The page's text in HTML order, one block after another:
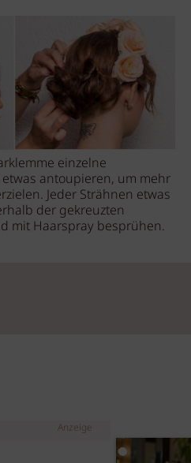
einzelne
antoupieren, um mehr
Jeder Strähnen etwas
der gekreuzten
mit Haarspray besprühen.
Anzeige